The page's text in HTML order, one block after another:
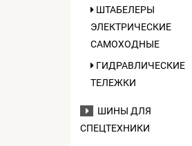
ШТАБЕЛЕРЫ
ЭЛЕКТРИЧЕСКИЕ
САМОХОДНЫЕ
ГИДРАВЛИЧЕСКИЕ
ТЕЛЕЖКИ
ШИНЫ ДЛЯ
СПЕЦТЕХНИКИ